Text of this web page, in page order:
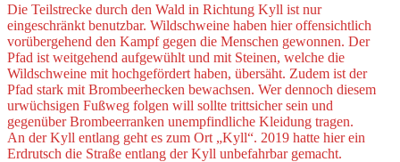
Die Teilstrecke durch den Wald in Richtung Kyll ist nur
eingeschränkt benutzbar. Wildschweine haben hier offensichtlich
vorübergehend den Kampf gegen die Menschen gewonnen. Der
Pfad ist weitgehend aufgewühlt und mit Steinen, welche die
Wildschweine mit hochgefördert haben, übersäht. Zudem ist der
Pfad stark mit Brombeerhecken bewachsen. Wer dennoch diesem
urwüchsigen Fußweg folgen will sollte trittsicher sein und
gegenüber Brombeerranken unempfindliche Kleidung tragen.
An der Kyll entlang geht es zum Ort „Kyll“. 2019 hatte hier ein
Erdrutsch die Straße entlang der Kyll unbefahrbar gemacht.